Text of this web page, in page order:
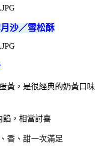
沙／雪松酥
黃，是很經典的奶黃口味
餡，相當討喜
香、甜一次滿足